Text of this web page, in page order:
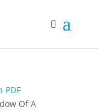
PDF
Of A